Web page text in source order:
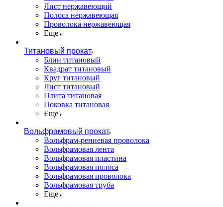
Лист нержавеющий
Полоса нержавеющая
Проволока нержавеющая
Еще
Титановый прокат
Блин титановый
Квадрат титановый
Круг титановый
Лист титановый
Плита титановая
Поковка титановая
Еще
Вольфрамовый прокат
Вольфрам-рениевая проволока
Вольфрамовая лента
Вольфрамовая пластина
Вольфрамовая полоса
Вольфрамовая проволока
Вольфрамовая труба
Еще